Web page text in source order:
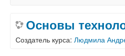
Основы
Создатель курса: Людмила